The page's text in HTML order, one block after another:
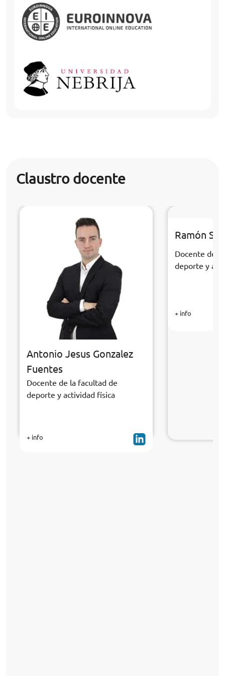
Claustro docente
Antonio Jesus Gonzalez
Fuentes
Docente de la facultad de
deporte y actividad física
+ info
Ramón
Docente de
deporte y
+ info